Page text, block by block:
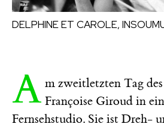
DELPHINE ET CAROLE,
A m zweitletzten Tag des
Françoise Giroud in
Fernsehstudio. Sie ist Dreh-